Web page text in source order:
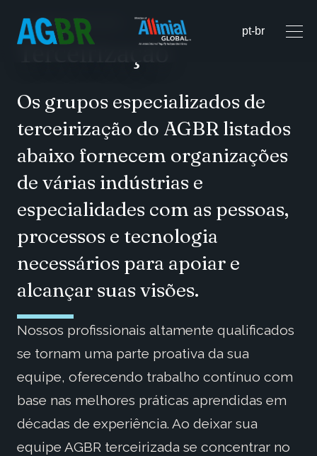
HOME SERVIÇOS
Terceirização
Os grupos especializados de
terceirização do AGBR listados
abaixo fornecem organizações
de várias indústrias e
especialidades com as pessoas,
processos e tecnologia
necessários para apoiar e
alcançar suas visões.
Nossos profissionais altamente qualificados
se tornam uma parte proativa da sua
equipe, oferecendo trabalho contínuo com
base nas melhores práticas aprendidas em
décadas de experiência. Ao deixar sua
equipe AGBR terceirizada se concentrar no